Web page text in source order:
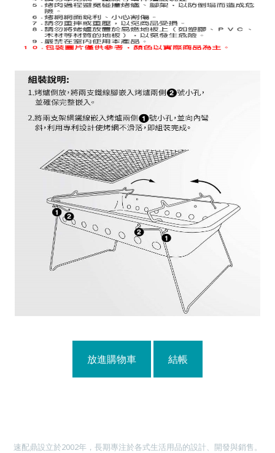
放進購物車 結帳
速配鼎設立於2002年，長期專注於各式生活用品的設計、開發與銷售。